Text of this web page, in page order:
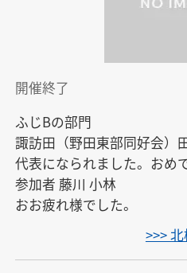
開催終了
ふじBの部門
諏訪田（野田東部同好会）
代表になられました。おめ
参加者 藤川 小林
おお疲れ様でした。
>>>